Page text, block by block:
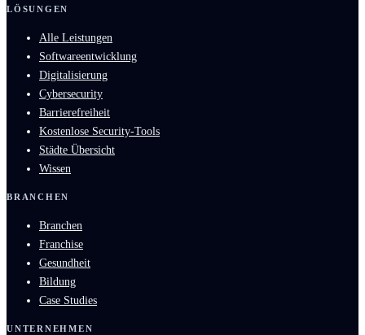
LÖSUNGEN
Alle Leistungen
Softwareentwicklung
Digitalisierung
Cybersecurity
Barrierefreiheit
Kostenlose Security-Tools
Städte Übersicht
Wissen
BRANCHEN
Branchen
Franchise
Gesundheit
Bildung
Case Studies
UNTERNEHMEN